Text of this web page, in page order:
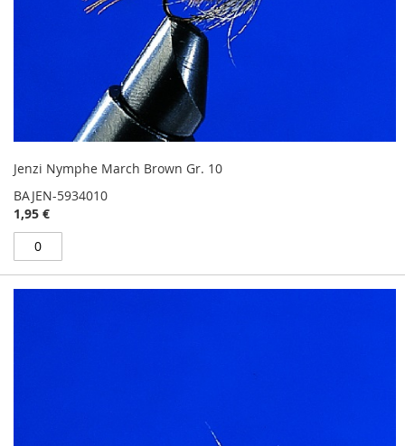
Jenzi Nymphe March Brown Gr. 10
BAJEN-5934010
1,95 €